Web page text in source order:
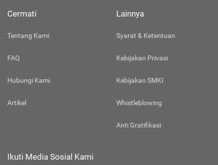
Cermati
Tentang Kami
FAQ
Hubungi Kami
Artikel
Lainnya
Syarat & Ketentuan
Kebijakan Privasi
Kebijakan SMKI
Whistleblowing
Anti Gratifikasi
Ikuti Media Sosial Kami